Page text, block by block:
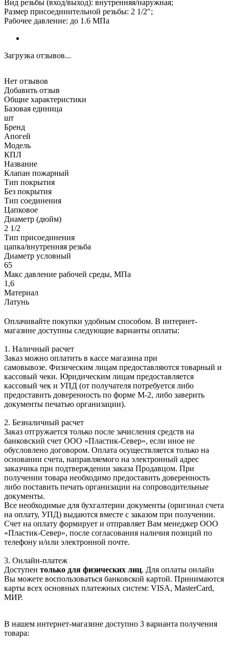
Вид резьбы (вход/выход): внутренняя/наружная;
Размер присоединительной резьбы: 2 1/2";
Рабочее давление: до 1.6 МПа
Загрузка отзывов...
Нет отзывов
Добавить отзыв
Общие характеристики
Базовая единица
шт
Бренд
Апогей
Модель
КПЛ
Название
Клапан пожарный
Тип покрытия
Без покрытия
Тип соединения
Цапковое
Диаметр (дюйм)
2 1/2
Тип присоединения
цапка/внутренняя резьба
Диаметр условный
65
Макс давление рабочей среды, МПа
1,6
Материал
Латунь
Оплачивайте покупки удобным способом. В интернет-
магазине доступны следующие варианты оплаты:
1. Наличный расчет
Заказ можно оплатить в кассе магазина при
самовывозе. Физическим лицам предоставляются товарный и
кассовый чеки. Юридическим лицам предоставляется
кассовый чек и УПД (от получателя потребуется либо
предоставить доверенность по форме М-2, либо заверить
документы печатью организации).
2. Безналичный расчет
Заказ отгружается только после зачисления средств на
банковский счет ООО «Пластик-Север», если иное не
обусловлено договором. Оплата осуществляется только на
основании счета, направляемого на электронный адрес
заказчика при подтверждении заказа Продавцом. При
получении товара необходимо предоставить доверенность
либо поставить печать организации на сопроводительные
документы.
Все необходимые для бухгалтерии документы (оригинал счета
на оплату, УПД) выдаются вместе с заказом при получении.
Счет на оплату формирует и отправляет Вам менеджер ООО
«Пластик-Север», после согласования наличия позиций по
телефону и/или электронной почте.
3. Онлайн-платеж
Доступен только для физических лиц. Для оплаты онлайн
Вы можете воспользоваться банковской картой. Принимаются
карты всех основных платежных систем: VISA, MasterCard,
МИР.
В нашем интернет-магазине доступно 3 варианта получения
товара: